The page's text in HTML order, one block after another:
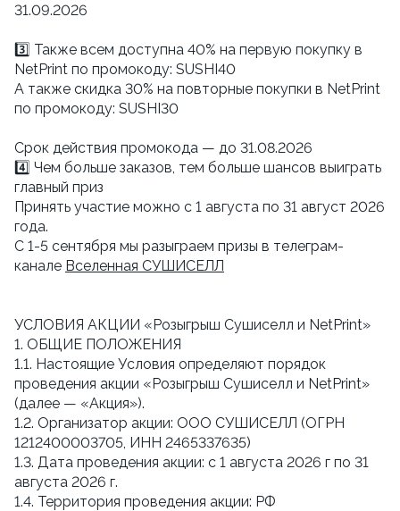
31.09.2026
3️⃣ Также всем доступна 40% на первую покупку в
NetPrint по промокоду: SUSHI40
А также скидка 30% на повторные покупки в NetPrint
по промокоду: SUSHI30
Cрок действия промокода — до 31.08.2026
4️⃣ Чем больше заказов, тем больше шансов выиграть
главный приз
Принять участие можно с 1 августа по 31 август 2026
года.
С 1-5 сентября мы разыграем призы в телеграм-
канале Вселенная СУШИСЕЛЛ
УСЛОВИЯ АКЦИИ «Розыгрыш Сушиселл и NetPrint»
1. ОБЩИЕ ПОЛОЖЕНИЯ
1.1. Настоящие Условия определяют порядок
проведения акции «Розыгрыш Сушиселл и NetPrint»
(далее — «Акция»).
1.2. Организатор акции: ООО СУШИСЕЛЛ (ОГРН
1212400003705, ИНН 2465337635)
1.3. Дата проведения акции: с 1 августа 2026 г по 31
августа 2026 г.
1.4. Территория проведения акции: РФ